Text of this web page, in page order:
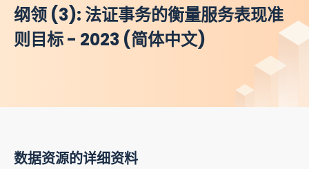
纲领 (3): 法证事务的衡量服务表现准
则目标 - 2023 (简体中文)
数据资源的详细资料